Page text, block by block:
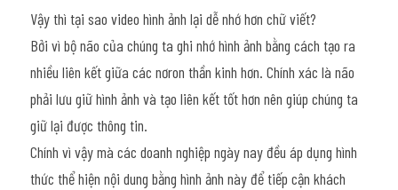
Vậy thì tại sao video hình ảnh lại dễ nhớ hơn chữ viết?
Bởi vì bộ não của chúng ta ghi nhớ hình ảnh bằng cách tạo ra
nhiều liên kết giữa các nơron thần kinh hơn. Chính xác là não
phải lưu giữ hình ảnh và tạo liên kết tốt hơn nên giúp chúng ta
giữ lại được thông tin.
Chính vì vậy mà các doanh nghiệp ngày nay đều áp dụng hình
thức thể hiện nội dung bằng hình ảnh này để tiếp cận khách